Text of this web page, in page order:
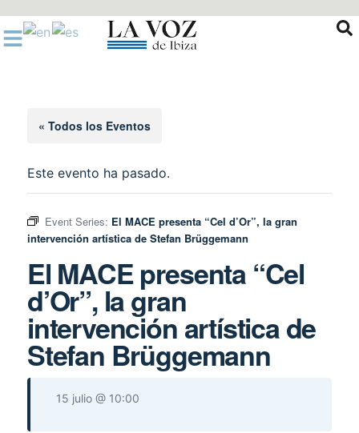
al
contenido
« Todos los Eventos
Este evento ha pasado.
Event Series: El MACE presenta “Cel d’Or”, la gran
intervención artística de Stefan Brüggemann
El MACE presenta “Cel
d’Or”, la gran
intervención artística de
Stefan Brüggemann
15 julio @ 10:00